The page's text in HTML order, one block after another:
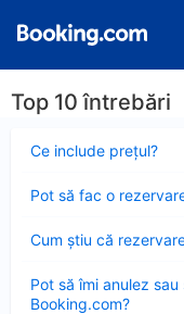
Top 10 întrebări
Ce include preţul?
închis
Pot să fac o
închis
Cum ştiu că
închis
Pot să îmi anulez
Booking.com?
închis